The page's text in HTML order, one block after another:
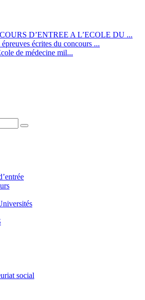
D’ENTREE A L’ECOLE DU ...
écrites du concours ...
de médecine mil...
social